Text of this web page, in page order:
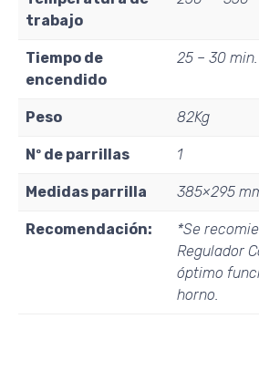
trabajo
Tiempo de
encendido
25 – 30
Peso 82Kg
Nº de parrillas 1
Medidas parrilla 385×295
Recomendación:
*Se
Regulador
óptimo
horno.